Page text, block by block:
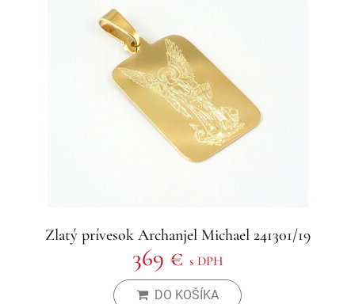
Zlatý prívesok Archanjel Michael 241301/19
369 € s DPH
DO KOŠÍKA